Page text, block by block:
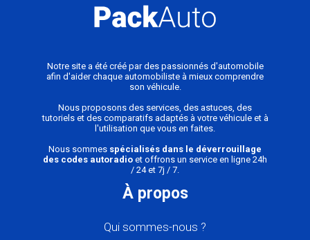
Notre site a été créé par des passionnés d'automobile
afin d'aider chaque automobiliste à mieux comprendre
son véhicule.
Nous proposons des services, des astuces, des
tutoriels et des comparatifs adaptés à votre véhicule et à
l'utilisation que vous en faites.
Nous sommes spécialisés dans le déverrouillage
des codes autoradio et offrons un service en ligne 24h
/ 24 et 7j / 7.
À propos
Qui sommes-nous ?